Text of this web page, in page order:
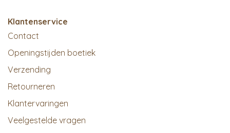
Klantenservice
Contact
Openingstijden boetiek
Verzending
Retourneren
Klantervaringen
Veelgestelde vragen